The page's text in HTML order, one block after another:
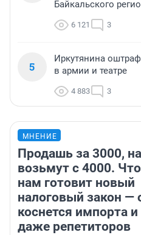
Байкальского
6 121 3
5
Иркутянина
в армии и театре
4 883 3
МНЕНИЕ
Продашь за 3000,
возьмут с 4000. Что
нам готовит новый
налоговый закон —
коснется импорта и
даже репетиторов